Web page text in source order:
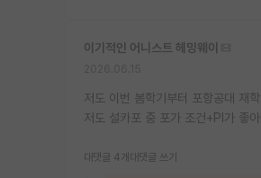
이기적인 어니스트 헤밍웨이
저도 이번 봄학기부터 포항공대 재
저도 설카포 중 포가 조건+PI가 좋
대댓글 4개 대댓글 쓰기